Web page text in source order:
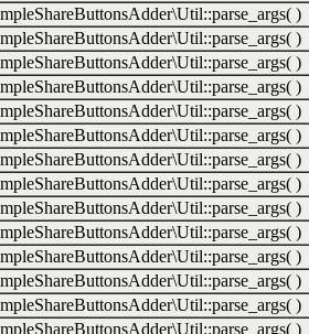
)
)
)
)
)
)
)
)
)
)
)
)
)
)